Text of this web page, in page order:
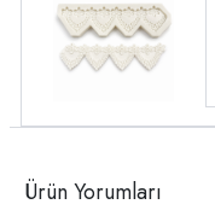
Ürün Yorumları